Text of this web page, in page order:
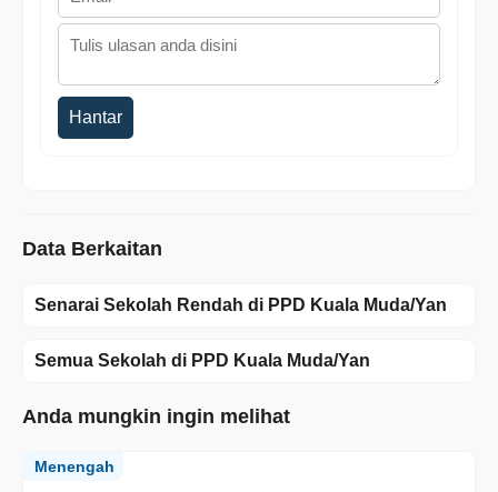
Hantar
Data Berkaitan
Senarai Sekolah Rendah di PPD Kuala Muda/Yan
Semua Sekolah di PPD Kuala Muda/Yan
Anda mungkin ingin melihat
Menengah